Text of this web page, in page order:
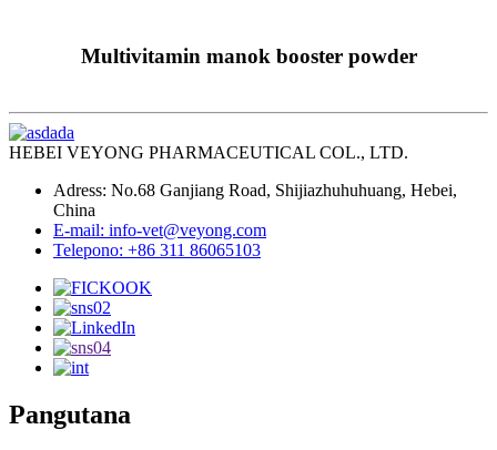
Multivitamin manok booster powder
HEBEI VEYONG PHARMACEUTICAL COL., LTD.
Adress: No.68 Ganjiang Road, Shijiazhuhuhuang, Hebei,
China
E-mail: info-vet@veyong.com
Telepono: +86 311 86065103
Pangutana